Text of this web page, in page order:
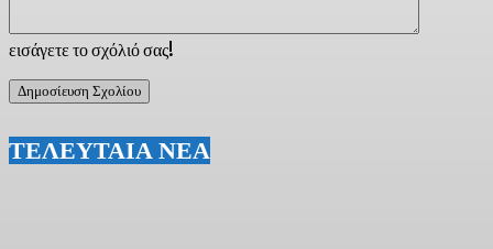
εισάγετε το σχόλιό σας!
ΤΕΛΕΥΤΑΙΑ ΝΕΑ